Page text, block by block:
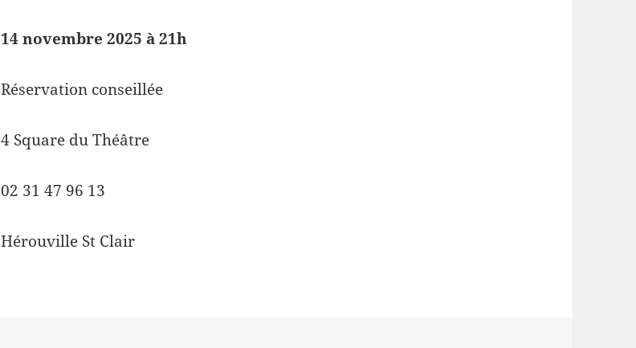
14 novembre 2025 à 21h
Réservation conseillée
4 Square du Théâtre
02 31 47 96 13
Hérouville St Clair